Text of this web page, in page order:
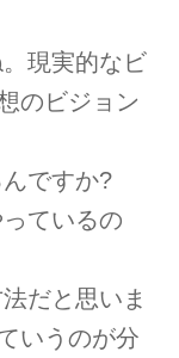
現実的なビ
のビジョン
ですか?
ているの
だと思いま
いうのが分